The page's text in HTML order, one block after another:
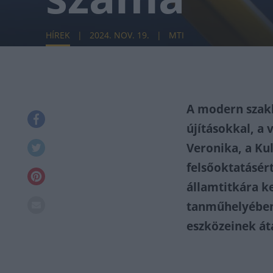
HÍREK 2024. NOV. 19. MTI
A modern
újításokkal, a
Veronika, a
államtitkára
eszközeinek